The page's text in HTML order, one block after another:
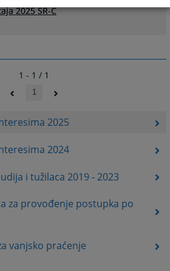
2025
2024
i tužilaca 2019 - 2023
za provođenje postupka po
vanjsko praćenje
2025 SR-C
1 - 1 / 1
1